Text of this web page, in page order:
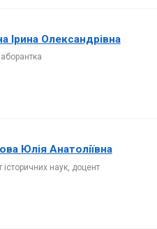
Ірина Олександрівна
Юлія Анатоліївна
історичних наук, доцент